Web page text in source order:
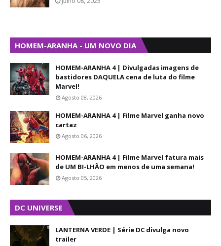
HOMEM-ARANHA - UM NOVO DIA
HOMEM-ARANHA 4 | Divulgadas imagens de
bastidores DAQUELA cena de luta do filme
Marvel!
Agosto 08, 2026
HOMEM-ARANHA 4 | Filme Marvel ganha novo
cartaz
Agosto 06, 2026
HOMEM-ARANHA 4 | Filme Marvel fatura mais
de UM BI-LHÃO em menos de uma semana!
Agosto 05, 2026
DC UNIVERSE
LANTERNA VERDE | Série DC divulga novo
trailer